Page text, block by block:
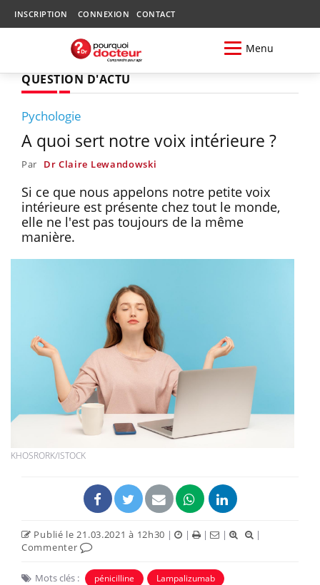
INSCRIPTION CONNEXION CONTACT
Menu
QUESTION D'ACTU
Pychologie
A quoi sert notre voix intérieure ?
Par Dr Claire Lewandowski
Si ce que nous appelons notre petite voix
intérieure est présente chez tout le monde,
elle ne l'est pas toujours de la même
manière.
KHOSRORK/ISTOCK
Publié le 21.03.2021 à 12h30 | | | |
|
Commenter
Mots clés : pénicilline
Lampalizumab